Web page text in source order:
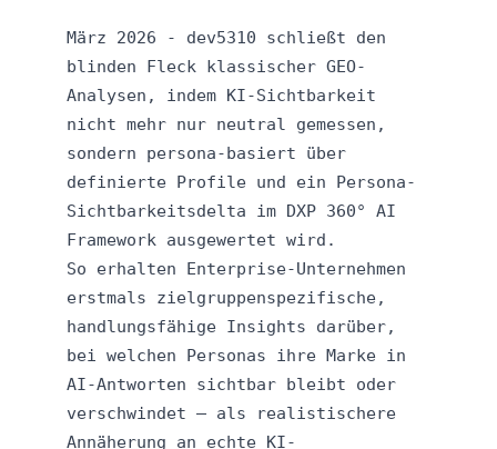
März 2026 - dev5310 schließt den
blinden Fleck klassischer GEO-
Analysen, indem KI-Sichtbarkeit
nicht mehr nur neutral gemessen,
sondern persona-basiert über
definierte Profile und ein Persona-
Sichtbarkeitsdelta im DXP 360° AI
Framework ausgewertet wird.
So erhalten Enterprise-Unternehmen
erstmals zielgruppenspezifische,
handlungsfähige Insights darüber,
bei welchen Personas ihre Marke in
AI-Antworten sichtbar bleibt oder
verschwindet – als realistischere
Annäherung an echte KI-